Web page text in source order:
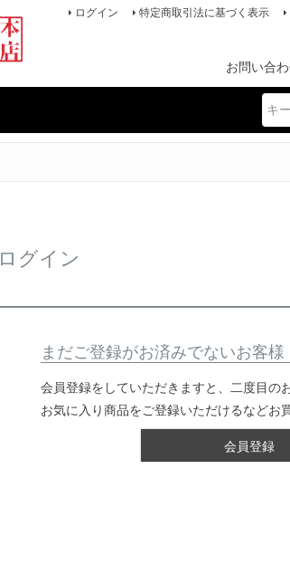
ログイン 特定商取引法に基づく表示
お問い合
ログイン
まだご登録がお済みでないお客様
会員登録をしていただきますと、二度目の
お気に入り商品をご登録いただけるなどお
会員登録